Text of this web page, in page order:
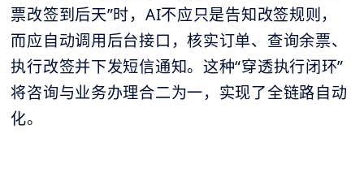
票改签到后天”时，AI不应只是告知改签规则，
而应自动调用后台接口，核实订单、查询余票、
执行改签并下发短信通知。这种“穿透执行闭环”
将咨询与业务办理合二为一，实现了全链路自动
化。